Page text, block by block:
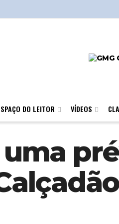
DO LEITOR VÍDEOS